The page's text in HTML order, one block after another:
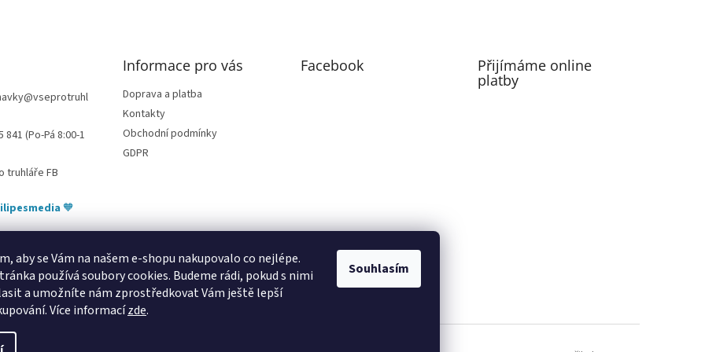
aby se Vám na našem e-shopu nakupovalo co nejlépe.
používá soubory cookies. Budeme rádi, pokud s nimi
a umožníte nám zprostředkovat Vám ještě lepší
Více informacízde.
Souhlasím
@vseprotruhl
841 (Po-Pá 8:00-1
truhláře FB
Informace pro vás
Doprava a platba
Kontakty
Obchodní podmínky
GDPR
Facebook Přijímáme online
platby
🧡
pod Pálavou kování Tulip úchytky Gamet úchytky Siro Blum - perfecting motion